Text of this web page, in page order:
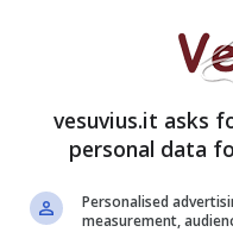
vesuvius.it asks
personal data
Personalised
measurement,